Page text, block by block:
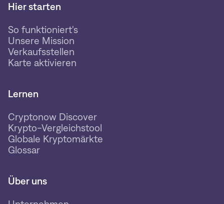
Hier starten
So funktioniert's
Unsere Mission
Verkaufsstellen
Karte aktivieren
Lernen
Cryptonow Discover
Krypto-Vergleichstool
Globale Kryptomärkte
Glossar
Über uns